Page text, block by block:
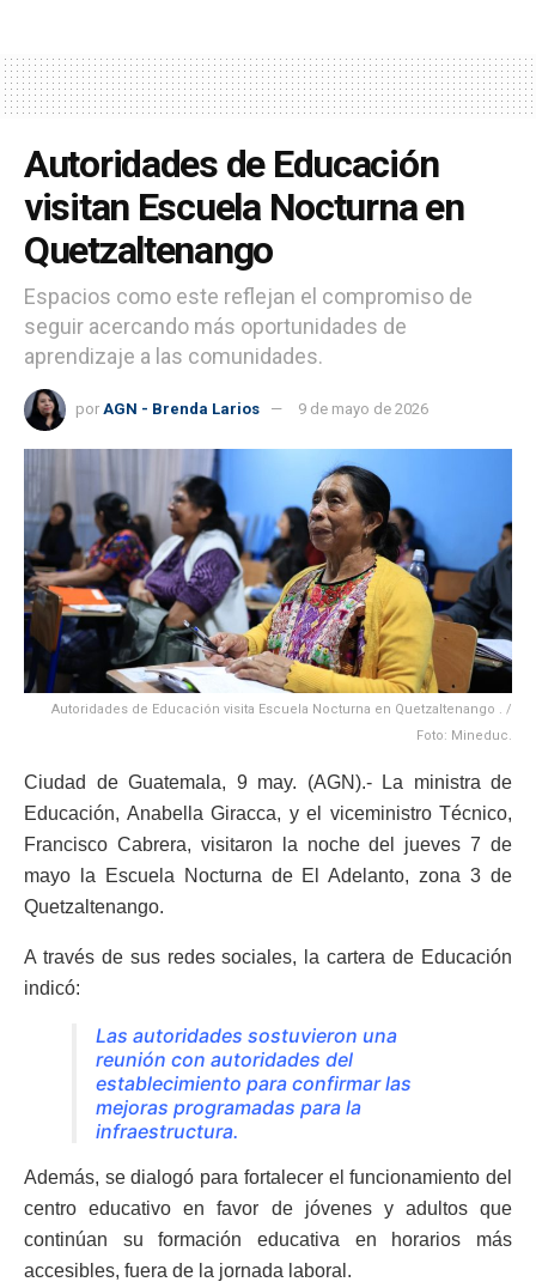
Autoridades de Educación
visitan Escuela Nocturna en
Quetzaltenango
Espacios como este reflejan el compromiso de
seguir acercando más oportunidades de
aprendizaje a las comunidades.
por AGN - Brenda Larios 9 de mayo de 2026
Autoridades de Educación visita Escuela Nocturna en Quetzaltenango . /
Foto: Mineduc.
Ciudad de Guatemala, 9 may. (AGN).- La ministra de
Educación, Anabella Giracca, y el viceministro Técnico,
Francisco Cabrera, visitaron la noche del jueves 7 de
mayo la Escuela Nocturna de El Adelanto, zona 3 de
Quetzaltenango.
A través de sus redes sociales, la cartera de Educación
indicó:
Las autoridades sostuvieron una
reunión con autoridades del
establecimiento para confirmar las
mejoras programadas para la
infraestructura.
Además, se dialogó para fortalecer el funcionamiento del
centro educativo en favor de jóvenes y adultos que
continúan su formación educativa en horarios más
accesibles, fuera de la jornada laboral.